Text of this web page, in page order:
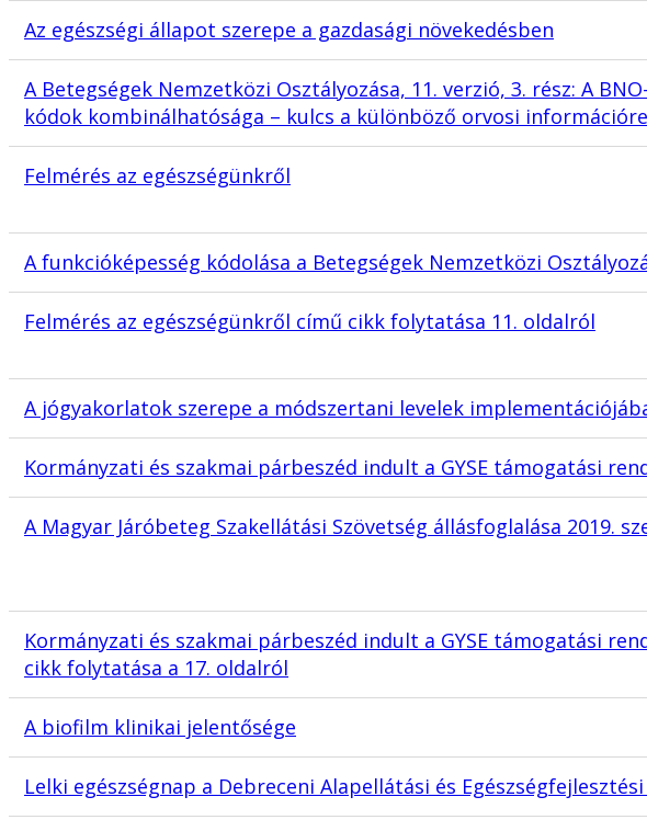
Az egészségi állapot szerepe a gazdasági növekedésben
A Betegségek Nemzetközi Osztályozása, 11. verzió, 3. rész: A
kódok kombinálhatósága – kulcs a különböző orvosi
Felmérés az egészségünkről
A funkcióképesség kódolása a Betegségek Nemzetközi
Felmérés az egészségünkről című cikk folytatása 11. oldalról
A jógyakorlatok szerepe a módszertani levelek
Kormányzati és szakmai párbeszéd indult a GYSE támogatási
A Magyar Járóbeteg Szakellátási Szövetség állásfoglalása 2019.
Kormányzati és szakmai párbeszéd indult a GYSE támogatási
cikk folytatása a 17. oldalról
A biofilm klinikai jelentősége
Lelki egészségnap a Debreceni Alapellátási és